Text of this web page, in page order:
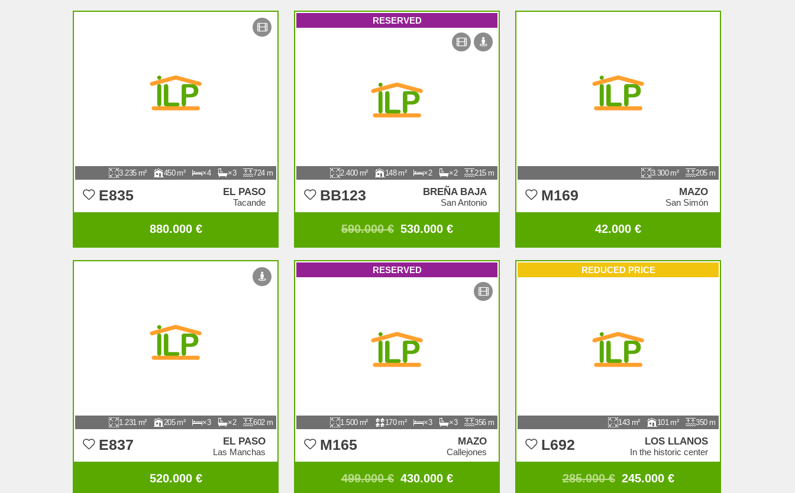
3.235 450 4 3 724
E835 EL PASO
Tacande
880.000 €
2.400 148 2 2 215
BB123 BREÑA BAJA
San Antonio
590.000 € 530.000 €
RESERVED
3.300 205
M169 MAZO
San Simón
42.000 €
1.231 205 3 2 602
E837 EL PASO
Las Manchas
520.000 €
1.500 170 3 3 356
M165 MAZO
Callejones
499.000 € 430.000 €
RESERVED
143 101 350
L692 LOS LLANOS
In the historic center
285.000 € 245.000 €
REDUCED PRICE